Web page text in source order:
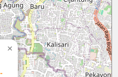
×